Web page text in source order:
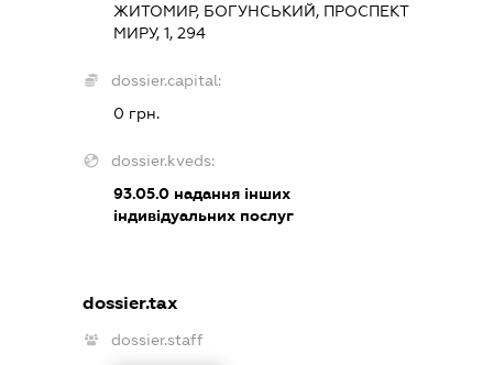
ЖИТОМИР, БОГУНСЬКИЙ, ПРОСПЕКТ
МИРУ, 1, 294
dossier.capital:
0 грн.
dossier.kveds:
93.05.0надання інших
індивідуальних послуг
dossier.tax
dossier.staff